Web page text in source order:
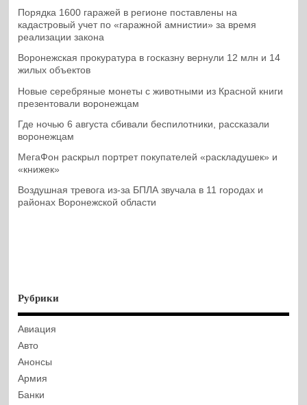
Порядка 1600 гаражей в регионе поставлены на
кадастровый учет по «гаражной амнистии» за время
реализации закона
Воронежская прокуратура в госказну вернули 12 млн и 14
жилых объектов
Новые серебряные монеты с животными из Красной книги
презентовали воронежцам
Где ночью 6 августа сбивали беспилотники, рассказали
воронежцам
МегаФон раскрыл портрет покупателей «раскладушек» и
«книжек»
Воздушная тревога из-за БПЛА звучала в 11 городах и
районах Воронежской области
Рубрики
Авиация
Авто
Анонсы
Армия
Банки